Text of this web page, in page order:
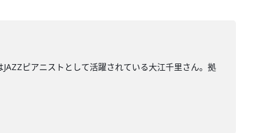
ピアニストとして活躍されている大江千里さん。拠